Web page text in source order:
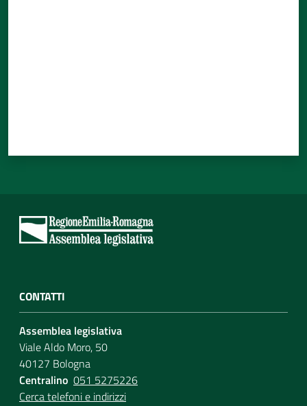
CONTATTI
Assemblea legislativa
Viale Aldo Moro, 50
40127 Bologna
Centralino 051 5275226
Cerca telefoni e indirizzi